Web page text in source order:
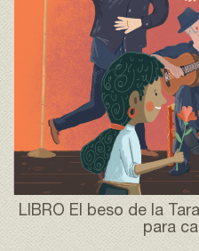
LIBRO El beso de la
para